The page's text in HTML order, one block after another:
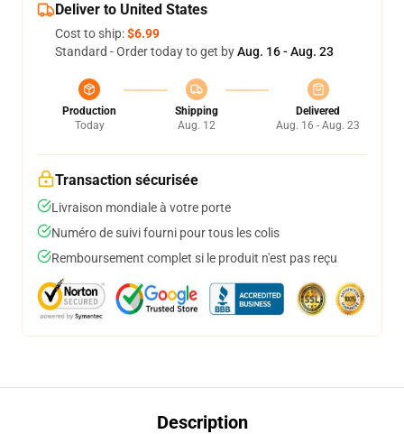
Deliver to United States
Cost to ship:$6.99
Standard - Order today to get byAug. 16 - Aug. 23
Production
Today
Shipping
Aug. 12
Delivered
Aug. 16 - Aug. 23
Transaction sécurisée
Livraison mondiale à votre porte
Numéro de suivi fourni pour tous les colis
Remboursement complet si le produit n'est pas reçu
Description